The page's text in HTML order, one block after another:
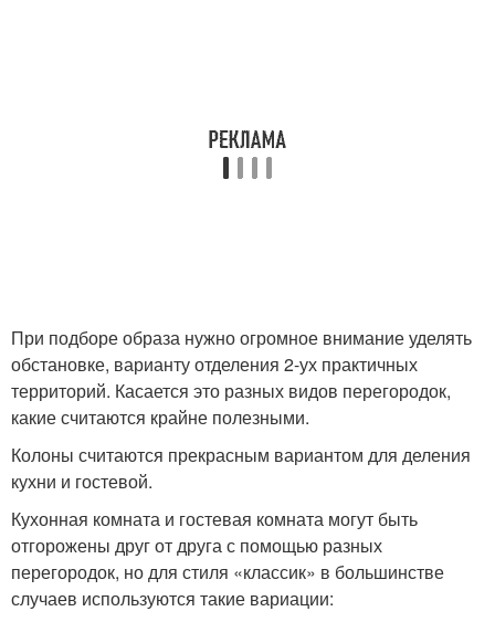
При подборе образа нужно огромное внимание уделять
обстановке, варианту отделения 2-ух практичных
территорий. Касается это разных видов перегородок,
какие считаются крайне полезными.
Колоны считаются прекрасным вариантом для деления
кухни и гостевой.
Кухонная комната и гостевая комната могут быть
отгорожены друг от друга с помощью разных
перегородок, но для стиля «классик» в большинстве
случаев используются такие вариации: